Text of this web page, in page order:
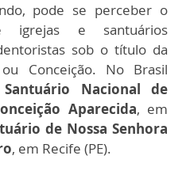
pode se perceber o
igrejas e santuários
sob o título da
Conceição. No Brasil
Santuário Nacional de
Aparecida, em
de Nossa Senhora
, em Recife (PE).